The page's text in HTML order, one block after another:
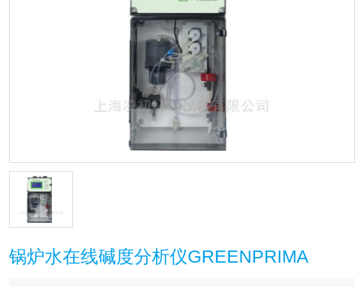
锅炉水在线碱度分析仪GREENPRIMA